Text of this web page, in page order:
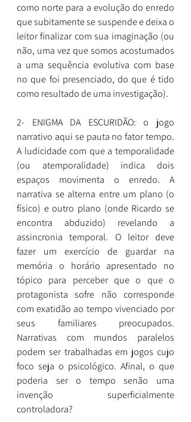
como norte para a evolução do enredo
que subitamente se suspende e deixa o
leitor finalizar com sua imaginação (ou
não, uma vez que somos acostumados
a uma sequência evolutiva com base
no que foi presenciado, do que é tido
como resultado de uma investigação).
2- ENIGMA DA ESCURIDÃO: o jogo
narrativo aqui se pauta no fator tempo.
A ludicidade com que a temporalidade
(ou atemporalidade) indica dois
espaços movimenta o enredo. A
narrativa se alterna entre um plano (o
físico) e outro plano (onde Ricardo se
encontra abduzido) revelando a
assincronia temporal. O leitor deve
fazer um exercício de guardar na
memória o horário apresentado no
tópico para perceber que o que o
protagonista sofre não corresponde
com exatidão ao tempo vivenciado por
seus familiares preocupados.
Narrativas com mundos paralelos
podem ser trabalhadas em jogos cujo
foco seja o psicológico. Afinal, o que
poderia ser o tempo senão uma
invenção superficialmente
controladora?